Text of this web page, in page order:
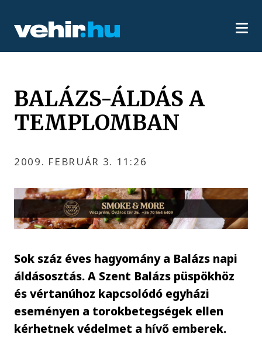
BALÁZS-ÁLDÁS A
TEMPLOMBAN
2009. FEBRUÁR 3. 11:26
Sok száz éves hagyomány a Balázs napi
áldásosztás. A Szent Balázs püspökhöz
és vértanúhoz kapcsolódó egyházi
eseményen a torokbetegségek ellen
kérhetnek védelmet a hívő emberek.